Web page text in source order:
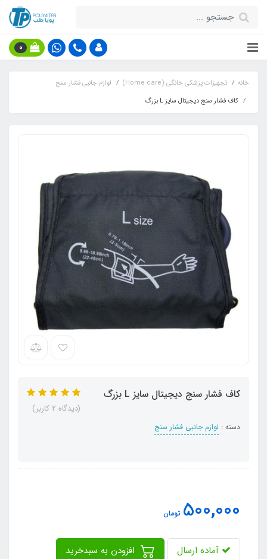
0
خانه تجهیزات پزشکی خانگی (Home care)
لوازم جانبی فشار سنج
کاف فشار سنج دیجیتال سایز L بزرگ
کاف فشار سنج دیجیتال سایز L بزرگ
دسته : لوازم جانبی فشار سنج
(دیدگاه 2 کاربر)
500,000 تومان
آماده ارسال